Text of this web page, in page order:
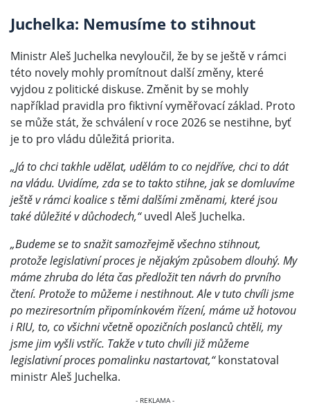
Juchelka: Nemusíme to stihnout
Ministr Aleš Juchelka nevyloučil, že by se ještě v rámci
této novely mohly promítnout další změny, které
vyjdou z politické diskuse. Změnit by se mohly
například pravidla pro fiktivní vyměřovací základ. Proto
se může stát, že schválení v roce 2026 se nestihne, byť
je to pro vládu důležitá priorita.
„Já to chci takhle udělat, udělám to co nejdříve, chci to dát
na vládu. Uvidíme, zda se to takto stihne, jak se domluvíme
ještě v rámci koalice s těmi dalšími změnami, které jsou
také důležité v důchodech,“uvedl Aleš Juchelka.
„Budeme se to snažit samozřejmě všechno stihnout,
protože legislativní proces je nějakým způsobem dlouhý. My
máme zhruba do léta čas předložit ten návrh do prvního
čtení. Protože to můžeme i nestihnout. Ale v tuto chvíli jsme
po meziresortním připomínkovém řízení, máme už hotovou
i RIU, to, co všichni včetně opozičních poslanců chtěli, my
jsme jim vyšli vstříc. Takže v tuto chvíli již můžeme
legislativní proces pomalinku nastartovat,“konstatoval
ministr Aleš Juchelka.